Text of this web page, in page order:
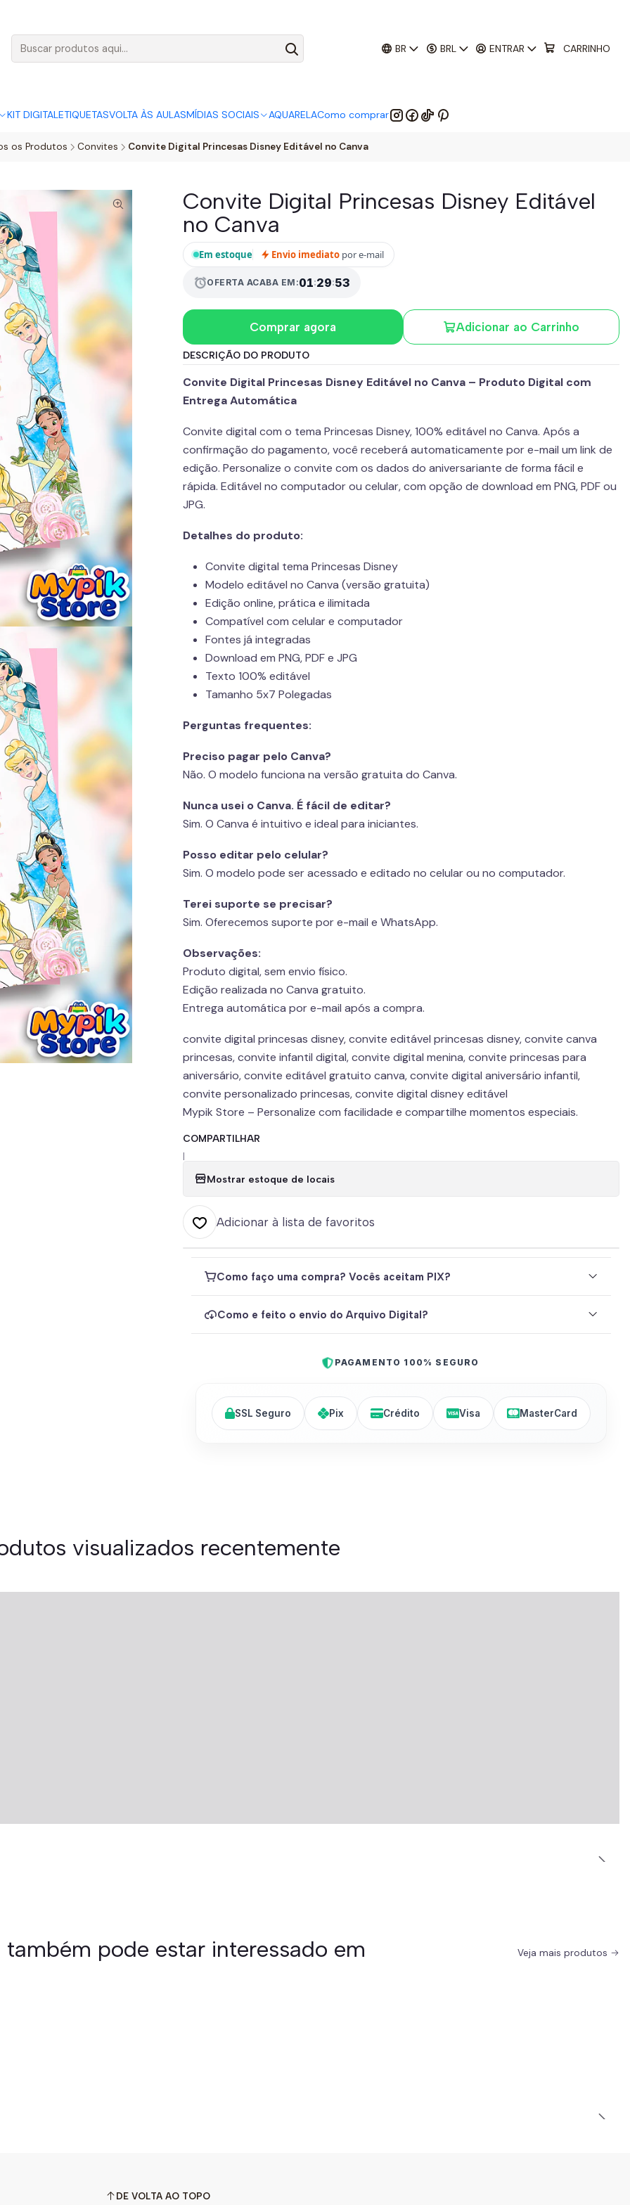
BR BRL ENTRAR CARRINHO
KIT DIGITALETIQUETASVOLTA ÀS AULASMÍDIAS SOCIAIS AQUARELAComo comprar
os Produtos Convites Convite Digital Princesas Disney Editável no Canva
Convite Digital Princesas Disney Editável
no Canva
Em estoque Envio imediato por e-mail
alarmOFERTA ACABA EM:01:29:51
Adicionar ao Carrinho
Comprar agora
DESCRIÇÃO DO PRODUTO
Convite Digital Princesas Disney Editável no Canva – Produto Digital com
Entrega Automática
Convite digital com o tema Princesas Disney, 100% editável no Canva. Após a
confirmação do pagamento, você receberá automaticamente por e-mail um link de
edição. Personalize o convite com os dados do aniversariante de forma fácil e
rápida. Editável no computador ou celular, com opção de download em PNG, PDF ou
JPG.
Detalhes do produto:
Convite digital tema Princesas Disney
Modelo editável no Canva (versão gratuita)
Edição online, prática e ilimitada
Compatível com celular e computador
Fontes já integradas
Download em PNG, PDF e JPG
Texto 100% editável
Tamanho 5x7 Polegadas
Perguntas frequentes:
Preciso pagar pelo Canva?
Não. O modelo funciona na versão gratuita do Canva.
Nunca usei o Canva. É fácil de editar?
Sim. O Canva é intuitivo e ideal para iniciantes.
Posso editar pelo celular?
Sim. O modelo pode ser acessado e editado no celular ou no computador.
Terei suporte se precisar?
Sim. Oferecemos suporte por e-mail e WhatsApp.
Observações:
Produto digital, sem envio físico.
Edição realizada no Canva gratuito.
Entrega automática por e-mail após a compra.
convite digital princesas disney, convite editável princesas disney, convite canva
princesas, convite infantil digital, convite digital menina, convite princesas para
aniversário, convite editável gratuito canva, convite digital aniversário infantil,
convite personalizado princesas, convite digital disney editável
Mypik Store – Personalize com facilidade e compartilhe momentos especiais.
COMPARTILHAR
|
Mostrar estoque de locais
Adicionar à lista de favoritos
Como faço uma compra? Vocês aceitam PIX?
Como e feito o envio do Arquivo Digital?
PAGAMENTO 100% SEGURO
SSL Seguro Pix Crédito Visa MasterCard
visualizados recentemente
também pode estar interessado em Veja mais produtos
DE VOLTA AO TOPO